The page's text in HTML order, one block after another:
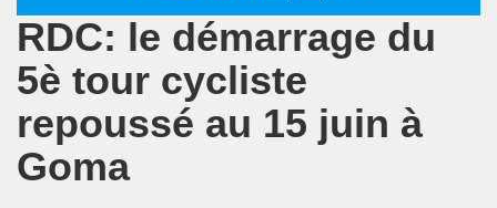
RDC: le démarrage du
5è tour cycliste
repoussé au 15 juin à
Goma